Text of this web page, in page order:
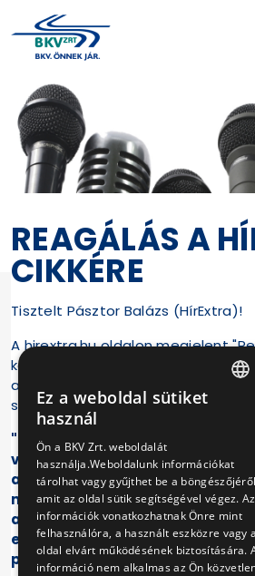
REAGÁLÁS A
CIKKÉRE
Tisztelt Pásztor Balázs (HírExtra)!
A hirextra.hu oldalon megjelent
közlekedést!" című írásával
alábbiakról tájékoztatom,
szedett álláspontunk
"Utasainknak valóban a
volna járni, mert úgy
akinek ugyanúgy jár a
mindenkinek. Igazán
akciónk nem nyerte el a
egyetlen, aki
perecenként mindössze 15 Ft-
Ez a weboldal sütiket
használ
Ön a BKV Zrt. weboldalát
használja.Weboldalunk információkat
tárolhat vagy gyűjthet be a
amit az oldal sütik segítségével végez. Az
információk vonatkozhatnak Önre mint
felhasználóra, a használt eszközre vagy
oldal elvárt működésének biztosítására.
információ nem alkalmas az Ön